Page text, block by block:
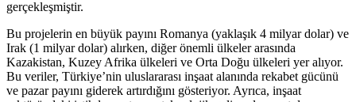
gerçekleşmiştir.
Bu projelerin en büyük payını Romanya (yaklaşık 4 milyar dolar) ve
Irak (1 milyar dolar) alırken, diğer önemli ülkeler arasında
Kazakistan, Kuzey Afrika ülkeleri ve Orta Doğu ülkeleri yer alıyor.
Bu veriler, Türkiye’nin uluslararası inşaat alanında rekabet gücünü
ve pazar payını giderek artırdığını gösteriyor. Ayrıca, inşaat